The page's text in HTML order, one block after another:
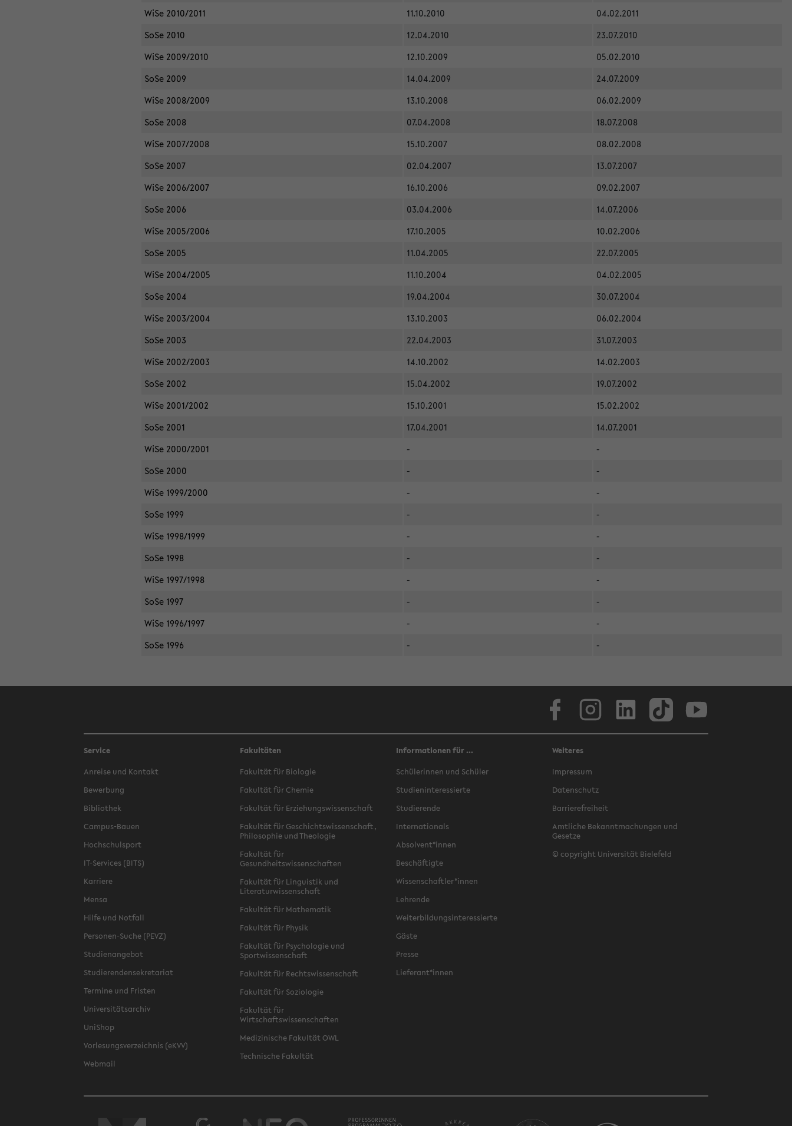
WiSe 2010/2011
11.10.2010
04.02.2011
SoSe 2010
12.04.2010
23.07.2010
WiSe 2009/2010
12.10.2009
05.02.2010
SoSe 2009
14.04.2009
24.07.2009
WiSe 2008/2009
13.10.2008
06.02.2009
SoSe 2008
07.04.2008
18.07.2008
WiSe 2007/2008
15.10.2007
08.02.2008
SoSe 2007
02.04.2007
13.07.2007
WiSe 2006/2007
16.10.2006
09.02.2007
SoSe 2006
03.04.2006
14.07.2006
WiSe 2005/2006
17.10.2005
10.02.2006
SoSe 2005
11.04.2005
22.07.2005
WiSe 2004/2005
11.10.2004
04.02.2005
SoSe 2004
19.04.2004
30.07.2004
WiSe 2003/2004
13.10.2003
06.02.2004
SoSe 2003
22.04.2003
31.07.2003
WiSe 2002/2003
14.10.2002
14.02.2003
SoSe 2002
15.04.2002
19.07.2002
WiSe 2001/2002
15.10.2001
15.02.2002
SoSe 2001
17.04.2001
14.07.2001
WiSe 2000/2001
-
-
SoSe 2000
-
-
WiSe 1999/2000
-
-
SoSe 1999
-
-
WiSe 1998/1999
-
-
SoSe 1998
-
-
WiSe 1997/1998
-
-
SoSe 1997
-
-
WiSe 1996/1997
-
-
SoSe 1996
- -
Service
Anreise und Kontakt
Bewerbung
Bibliothek
Campus-Bauen
Hochschulsport
IT-Services (BITS)
Karriere
Mensa
Hilfe und Notfall
Personen-Suche (PEVZ)
Studienangebot
Studierendensekretariat
Termine und Fristen
Universitätsarchiv
UniShop
Vorlesungsverzeichnis (eKVV)
Webmail
Fakultäten
Fakultät für Biologie
Fakultät für Chemie
Fakultät für Erziehungswissenschaft
Fakultät für Geschichtswissenschaft,
Philosophie und Theologie
Fakultät für
Gesundheitswissenschaften
Fakultät für Linguistik und
Literaturwissenschaft
Fakultät für Mathematik
Fakultät für Physik
Fakultät für Psychologie und
Sportwissenschaft
Fakultät für Rechtswissenschaft
Fakultät für Soziologie
Fakultät für
Wirtschaftswissenschaften
Medizinische Fakultät OWL
Technische Fakultät
Informationen für ...
Schülerinnen und Schüler
Studieninteressierte
Studierende
Internationals
Absolvent*innen
Beschäftigte
Wissenschaftler*innen
Lehrende
Weiterbildungsinteressierte
Gäste
Presse
Lieferant*innen
Weiteres
Impressum
Datenschutz
Barrierefreiheit
Amtliche Bekanntmachungen und
Gesetze
© copyright Universität Bielefeld